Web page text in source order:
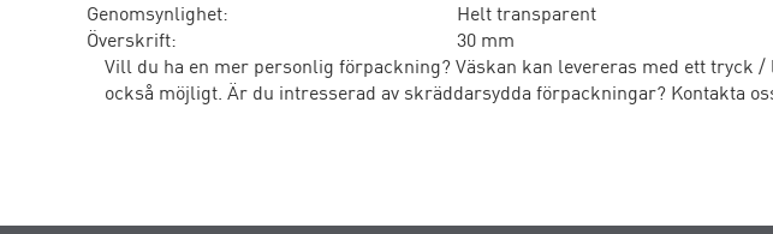
Genomsynlighet:
Helt transparent
Överskrift:
30 mm
Vill du ha en mer personlig förpackning? Väskan kan levereras med ett
också möjligt. Är du intresserad av skräddarsydda förpackningar? Kontakta